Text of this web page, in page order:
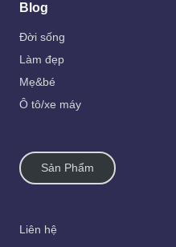
Blog
Đời sống
Làm đẹp
Mẹ&bé
Ô tô/xe máy
Sản Phẩm
Liên hệ